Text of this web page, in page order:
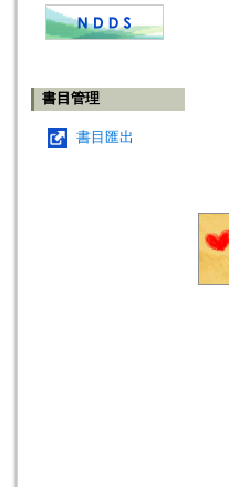
書目管理
書目匯出